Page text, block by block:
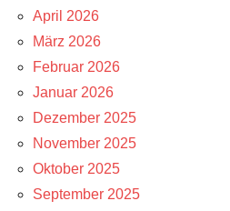
April 2026
März 2026
Februar 2026
Januar 2026
Dezember 2025
November 2025
Oktober 2025
September 2025